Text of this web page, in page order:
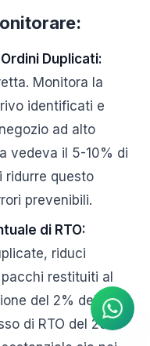
Duplicati:
Monitora la
identificati e
ad alto
vedeva il 5-10% di
ridurre questo
prevenibili.
di RTO:
riduci
restituiti al
del 2% dell'RTO
di RTO del 25%
istantanee su